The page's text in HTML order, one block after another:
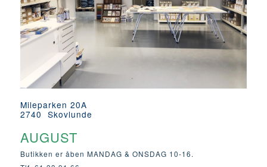
Mileparken 20A
2740 Skovlunde
AUGUST
Butikken er åben MANDAG & ONSDAG 10-16.